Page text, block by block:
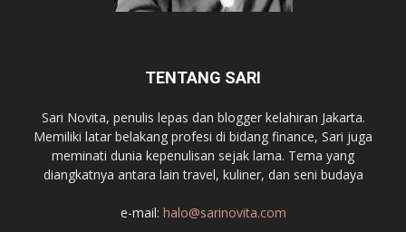
TENTANG SARI
Sari Novita, penulis lepas dan blogger kelahiran Jakarta.
Memiliki latar belakang profesi di bidang finance, Sari juga
meminati dunia kepenulisan sejak lama. Tema yang
diangkatnya antara lain travel, kuliner, dan seni budaya
e-mail: halo@sarinovita.com